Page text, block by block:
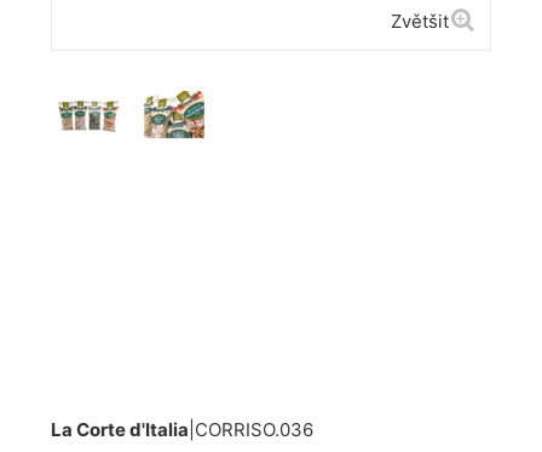
Zvětšit
La Corte d'Italia CORRISO.036